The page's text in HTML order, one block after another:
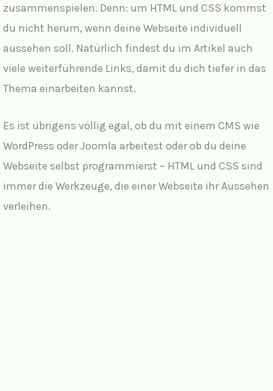
zusammenspielen. Denn: um HTML und CSS kommst
du nicht herum, wenn deine Webseite individuell
aussehen soll. Natürlich findest du im Artikel auch
viele weiterführende Links, damit du dich tiefer in das
Thema einarbeiten kannst.
Es ist übrigens völlig egal, ob du mit einem CMS wie
WordPress oder Joomla arbeitest oder ob du deine
Webseite selbst programmierst – HTML und CSS sind
immer die Werkzeuge, die einer Webseite ihr Aussehen
verleihen.